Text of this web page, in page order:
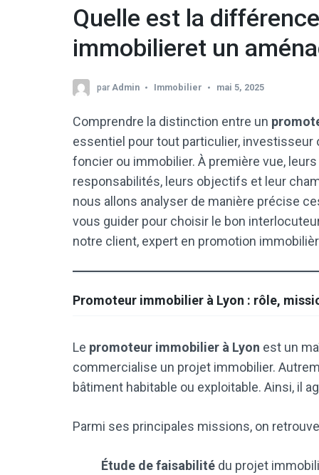
Quelle est la
immobilieret un
par Admin Immobilier mai 5, 2025
Comprendre la distinction entre un
essentiel pour tout particulier, investisseur
foncier ou immobilier. À première vue,
responsabilités, leurs objectifs et leur
nous allons analyser de manière précise
vous guider pour choisir le bon
notre client, expert en promotion
Promoteur immobilier à Lyon : rôle,
Le promoteur immobilier à Lyon est un
commercialise un projet immobilier.
bâtiment habitable ou exploitable. Ainsi, il
Parmi ses principales missions, on
Étude de faisabilité du projet